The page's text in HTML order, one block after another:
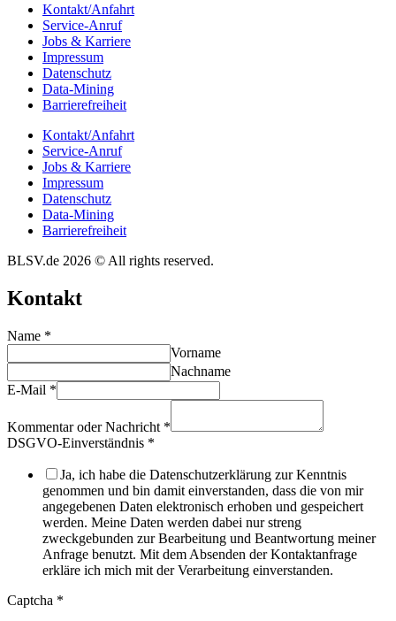
Kontakt/​​Anfahrt
Service-Anruf
Jobs & Karriere
Impres­sum
Daten­schutz
Data-Mining
Barrie­re­frei­heit
Kontakt/​​Anfahrt
Service-Anruf
Jobs & Karriere
Impres­sum
Daten­schutz
Data-Mining
Barrie­re­frei­heit
BLSV.de 2026 © All rights reserved.
Kontakt
Name *
Vorname
Nachname
E-Mail *
Kommentar oder Nachricht *
DSGVO-Einverständnis *
Ja, ich habe die Datenschutzerklärung zur Kenntnis
genommen und bin damit einverstanden, dass die von mir
angegebenen Daten elektronisch erhoben und gespeichert
werden. Meine Daten werden dabei nur streng
zweckgebunden zur Bearbeitung und Beantwortung meiner
Anfrage benutzt. Mit dem Absenden der Kontaktanfrage
erkläre ich mich mit der Verarbeitung einverstanden.
Captcha *